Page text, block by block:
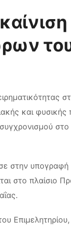
του
και
στην
στο πλαίσιο